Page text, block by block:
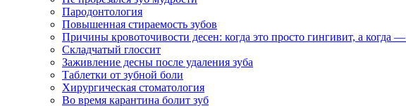
Пародонтология
Повышенная стираемость зубов
Причины кровоточивости десен: когда это просто гингивит, а когда —
Складчатый глоссит
Заживление десны после удаления зуба
Таблетки от зубной боли
Хирургическая стоматология
Во время карантина болит зуб